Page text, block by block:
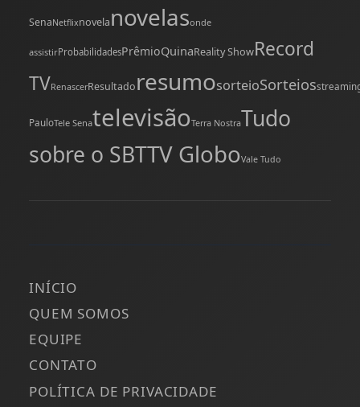
SenaNetflixnovelanovelasonde
assistirProbabilidadesPrêmioQuinaReality ShowRecord
TVRenascerResultadoresumosorteioSorteios
PauloTele SenatelevisãoTerra NostraTudo
sobre o SBTTV GloboVale Tudo
INÍCIO
QUEM SOMOS
EQUIPE
CONTATO
POLÍTICA DE PRIVACIDADE